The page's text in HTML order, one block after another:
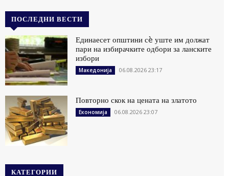
ПОСЛЕДНИ ВЕСТИ
Единаесет општини сè уште им должат
пари на избирачките одбори за ланските
избори
Македонија 06.08.2026 23:17
Повторно скок на цената на златото
Економија 06.08.2026 23:07
КАТЕГОРИИ